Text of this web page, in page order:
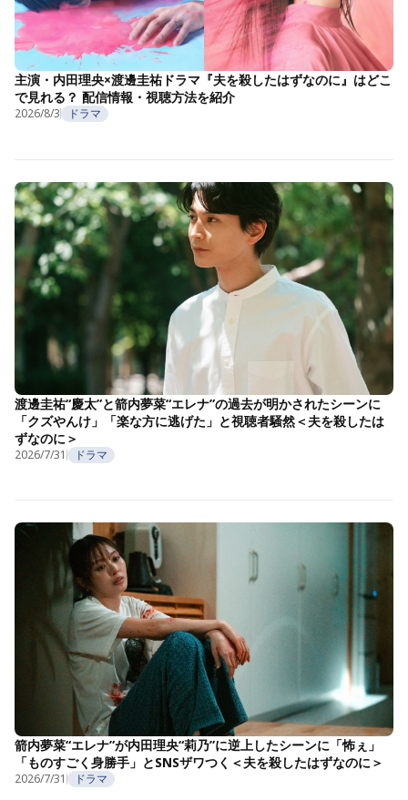
主演・内田理央×渡邊圭祐ドラマ『夫を殺したはずなのに』はどこ
で見れる？ 配信情報・視聴方法を紹介
2026/8/3 ドラマ
渡邊圭祐“慶太”と箭内夢菜“エレナ”の過去が明かされたシーンに
「クズやんけ」「楽な方に逃げた」と視聴者騒然＜夫を殺したは
ずなのに＞
2026/7/31 ドラマ
箭内夢菜“エレナ”が内田理央“莉乃”に逆上したシーンに「怖ぇ」
「ものすごく身勝手」とSNSザワつく＜夫を殺したはずなのに＞
2026/7/31 ドラマ